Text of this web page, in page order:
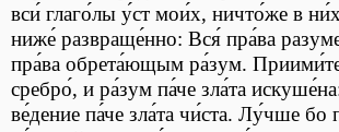
вси́ глаго́лы у́ст мои́х, ничто́же в
ниже́ развраще́нно: Вся́ пра́ва
пра́ва обрета́ющым ра́зум. Приими́те
сребро́, и ра́зум па́че зла́та
ве́дение па́че зла́та чи́ста. Лу́чше бо